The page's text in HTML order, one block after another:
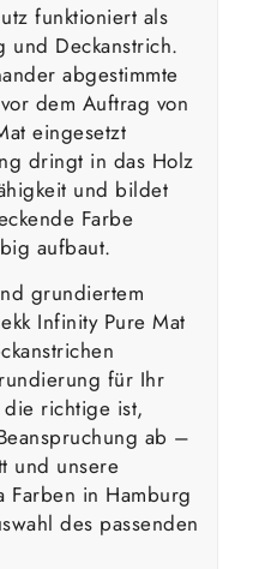
funktioniert als
und Deckanstrich.
abgestimmte
dem Auftrag von
eingesetzt
dringt in das Holz
und bildet
Farbe
aufbaut.
grundiertem
Infinity Pure Mat
für Ihr
richtige ist,
ab –
und unsere
Farben in Hamburg
des passenden